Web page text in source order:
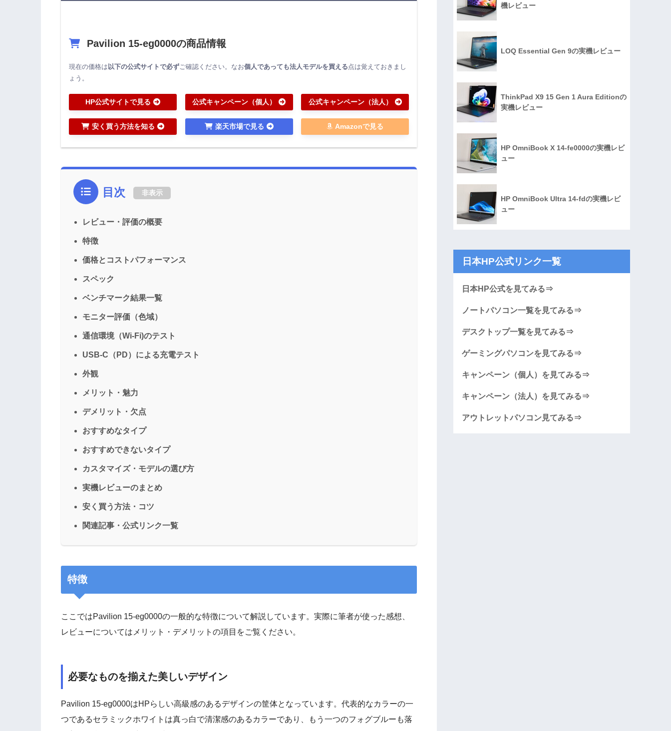
Pavilion 15-eg0000の商品情報
現在の価格は以下の公式サイトで必ずご確認ください。なお個人であっても法人モデルを買える点は覚えておきまし
ょう。
HP公式サイトで見る 公式キャンペーン（個人） 公式キャンペーン（法人）
安く買う方法を知る 楽天市場で見る Amazonで見る
目次 非表示
レビュー・評価の概要
特徴
価格とコストパフォーマンス
スペック
ベンチマーク結果一覧
モニター評価（色域）
通信環境（Wi-Fi)のテスト
USB-C（PD）による充電テスト
外観
メリット・魅力
デメリット・欠点
おすすめなタイプ
おすすめできないタイプ
カスタマイズ・モデルの選び方
実機レビューのまとめ
安く買う方法・コツ
関連記事・公式リンク一覧
特徴
ここではPavilion 15-eg0000の一般的な特徴について解説しています。実際に筆者が使った感想、
レビューについてはメリット・デメリットの項目をご覧ください。
必要なものを揃えた美しいデザイン
Pavilion 15-eg0000はHPらしい高級感のあるデザインの筐体となっています。代表的なカラーの一
つであるセラミックホワイトは真っ白で清潔感のあるカラーであり、もう一つのフォグブルーも落
機レビュー
LOQ Essential Gen 9の実機レビュー
ThinkPad X9 15 Gen 1 Aura Editionの
実機レビュー
HP OmniBook X 14-fe0000の実機レビ
ュー
HP OmniBook Ultra 14-fdの実機レビ
ュー
日本HP公式リンク一覧
日本HP公式を見てみる⇒
ノートパソコン一覧を見てみる⇒
デスクトップ一覧を見てみる⇒
ゲーミングパソコンを見てみる⇒
キャンペーン（個人）を見てみる⇒
キャンペーン（法人）を見てみる⇒
アウトレットパソコン見てみる⇒